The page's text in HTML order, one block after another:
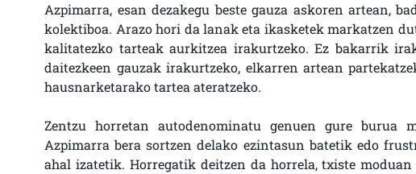
Azpimarra, esan dezakegu beste gauza askoren artean,
kolektiboa. Arazo hori da lanak eta ikasketek markatzen
kalitatezko tarteak aurkitzea irakurtzeko. Ez bakarrik
daitezkeen gauzak irakurtzeko, elkarren artean
hausnarketarako tartea ateratzeko.
Zentzu horretan autodenominatu genuen gure burua
Azpimarra bera sortzen delako ezintasun batetik edo
ahal izatetik. Horregatik deitzen da horrela, txiste